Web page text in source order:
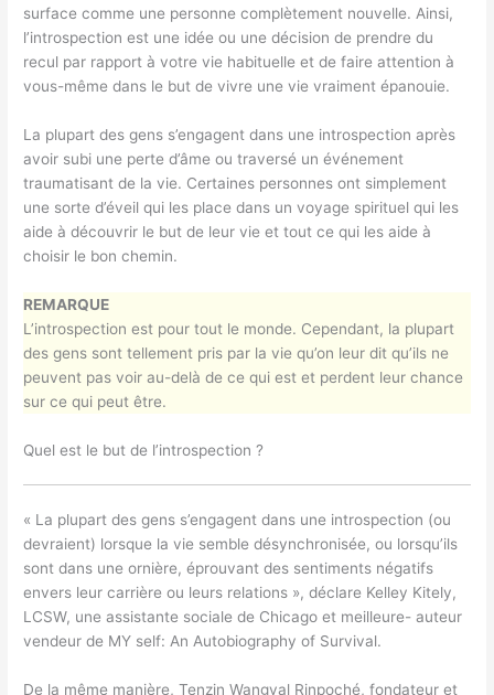
surface comme une personne complètement nouvelle. Ainsi,
l’introspection est une idée ou une décision de prendre du
recul par rapport à votre vie habituelle et de faire attention à
vous-même dans le but de vivre une vie vraiment épanouie.
La plupart des gens s’engagent dans une introspection après
avoir subi une perte d’âme ou traversé un événement
traumatisant de la vie. Certaines personnes ont simplement
une sorte d’éveil qui les place dans un voyage spirituel qui les
aide à découvrir le but de leur vie et tout ce qui les aide à
choisir le bon chemin.
REMARQUE
L’introspection est pour tout le monde. Cependant, la plupart
des gens sont tellement pris par la vie qu’on leur dit qu’ils ne
peuvent pas voir au-delà de ce qui est et perdent leur chance
sur ce qui peut être.
Quel est le but de l’introspection ?
« La plupart des gens s’engagent dans une introspection (ou
devraient) lorsque la vie semble désynchronisée, ou lorsqu’ils
sont dans une ornière, éprouvant des sentiments négatifs
envers leur carrière ou leurs relations », déclare Kelley Kitely,
LCSW, une assistante sociale de Chicago et meilleure- auteur
vendeur de MY self: An Autobiography of Survival.
De la même manière, Tenzin Wangyal Rinpoché, fondateur et